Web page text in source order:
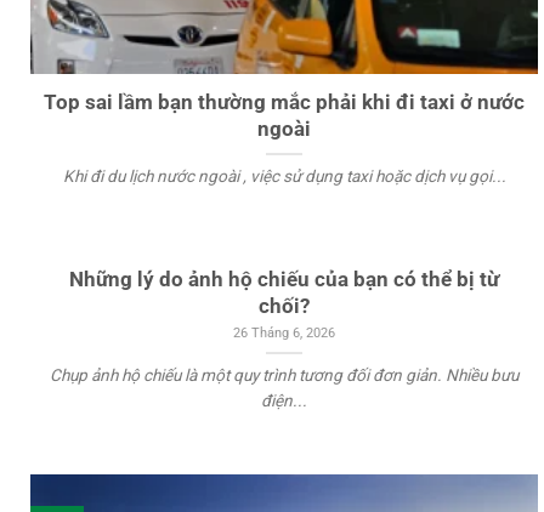
Top sai lầm bạn thường mắc phải khi đi taxi ở nước
ngoài
Khi đi du lịch nước ngoài , việc sử dụng taxi hoặc dịch vụ gọi...
Những lý do ảnh hộ chiếu của bạn có thể bị từ
chối?
26 Tháng 6, 2026
Chụp ảnh hộ chiếu là một quy trình tương đối đơn giản. Nhiều bưu
điện...